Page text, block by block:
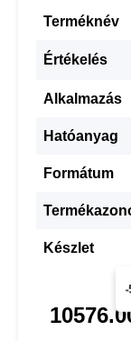
Terméknév
Értékelés
Alkalmazás
Hatóanyag
Formátum
Készlet
-